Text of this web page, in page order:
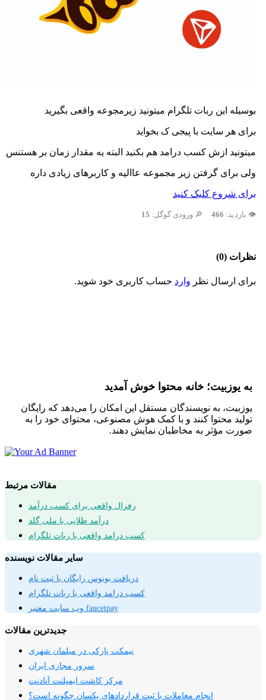
بوسیله این ربات تلگرام میتونید زیرمجوعه واقعی بگیرید
برای هر سایت با پیجی ک بخواید
میتونید ازش کسب درامد هم بکنید البته یه مقدار زمان بر هستنس
ولی برای گرفتن زیر مجموعه عاالیه و کاربرهای زیادی داره
برای شروع کلیک کنید
👁️ بازدید: 466 🔎 ورودی گوگل: 15
نظرات (0)
برای ارسال نظر وارد حساب کاربری خود شوید.
به یوزبیت؛ خانه محتوا خوش آمدید
یوزبیت، به نویسندگان مستقل این امکان را می‌دهد که رایگان
تولید محتوا کنند و با کمک هوش مصنوعی، محتوای خود را به
صورت مؤثر به مخاطبان نمایش دهند.
مقالات مرتبط
رفرال واقعی برای کسب درآمد
درآمد طلایی با ملی گلد
کسب درامد واقعی با ربات تلگرام
سایر مقالات نویسنده
دریافت بونوس رایگان با ثبت نام
کسب درامد واقعی با ربات تلگرام
وب سایت معتبر faucetpay
جدیدترین مقالات
نیمکت پارکی در مبلمان شهری
سرور مجازی ایران
مرکز کاشت ایمپلنت آنادنت
انجام معاملات با ثبت قراردادهای یکسان چگونه است؟